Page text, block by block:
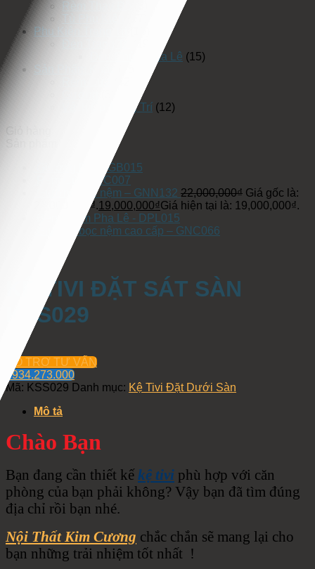
Phụ Kiện Trang Trí
Đèn Chùm Pha Lê (15)
Vách Ốp Trang Trí (12)
Giường Bục - GB015
Rèm Cửa - RC007
Giường bọc nệm – GNN132 22,000,000₫ Giá gốc là:
22,000,000₫.19,000,000₫Giá hiện tại là: 19,000,000₫.
Đèn Chùm Pha Lê - DPL015
Giường bọc nệm cao cấp – GNC066
KỆ TIVI ĐẶT SÁT SÀN
KSS029
HỖ TRỢ TƯ VẤN
0934.273.000
Mã: KSS029 Danh mục: Kệ Tivi Đặt Dưới Sàn
Mô tả
Chào Bạn
Bạn đang cần thiết kế kệ tivi phù hợp với căn
phòng của bạn phải không? Vậy bạn đã tìm đúng
địa chỉ rồi bạn nhé.
Nội Thất Kim Cương chắc chắn sẽ mang lại cho
bạn những trải nhiệm tốt nhất !